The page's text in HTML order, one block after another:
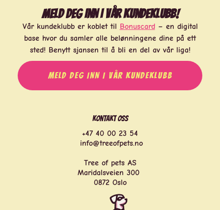
Meld deg inn i vår kundeklubb!
Vår kundeklubb er koblet til Bonuscard– en digital
base hvor du samler alle belønningene dine på ett
sted! Benytt sjansen til å bli en del av vår liga!
MELD DEG INN I VÅR KUNDEKLUBB
Kontakt oss
+47 40 00 23 54
info@treeofpets.no
Tree of pets AS
Maridalsveien 300
0872 Oslo